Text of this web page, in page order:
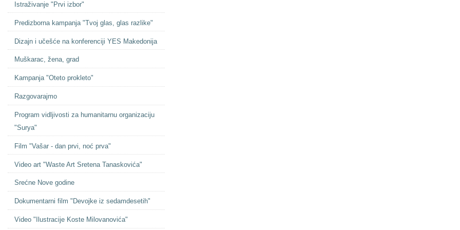
Istraživanje "Prvi izbor"
Predizborna kampanja "Tvoj glas, glas razlike"
Dizajn i učešće na konferenciji YES Makedonija
Muškarac, žena, grad
Kampanja "Oteto prokleto"
Razgovarajmo
Program vidljivosti za humanitarnu organizaciju
"Surya"
Film "Vašar - dan prvi, noć prva"
Video art "Waste Art Sretena Tanaskovića"
Srećne Nove godine
Dokumentarni film "Devojke iz sedamdesetih"
Video "Ilustracije Koste Milovanovića"